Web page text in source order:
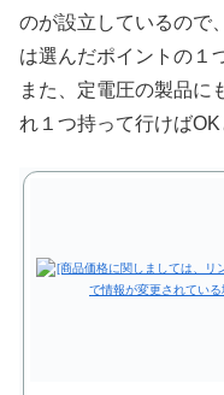
のが設立しているので
は選んだポイントの１
また、定電圧の製品に
れ１つ持って行けばOK